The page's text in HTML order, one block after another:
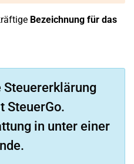
Bezeichnung für das
Steuererklärung
SteuerGo.
in unter einer